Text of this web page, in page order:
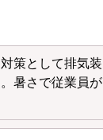
策として排気装
暑さで従業員が